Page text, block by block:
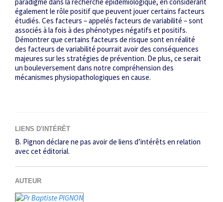
paradigme dans la recherche épidémiologique, en considérant
également le rôle positif que peuvent jouer certains facteurs
étudiés. Ces facteurs – appelés facteurs de variabilité – sont
associés à la fois à des phénotypes négatifs et positifs.
Démontrer que certains facteurs de risque sont en réalité
des facteurs de variabilité pourrait avoir des conséquences
majeures sur les stratégies de prévention. De plus, ce serait
un bouleversement dans notre compréhension des
mécanismes physiopathologiques en cause.
LIENS D'INTÉRÊT
B. Pignon déclare ne pas avoir de liens d’intérêts en relation
avec cet éditorial.
AUTEUR